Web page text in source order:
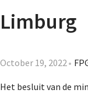
Limburg
October 19, 2022
Het besluit van de